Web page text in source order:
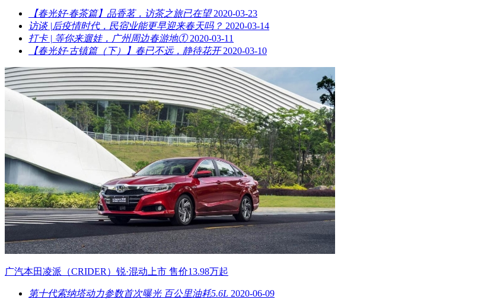
【春光好·春茶篇】品香茗，访茶之旅已在望 2020-03-23
访谈 |后疫情时代，民宿业能更早迎来春天吗？ 2020-03-14
打卡 | 等你来遛娃，广州周边春游地① 2020-03-11
【春光好·古镇篇（下）】春已不远，静待花开 2020-03-10
广汽本田凌派（CRIDER）锐·混动上市 售价13.98万起
第十代索纳塔动力参数首次曝光 百公里油耗5.6L 2020-06-09